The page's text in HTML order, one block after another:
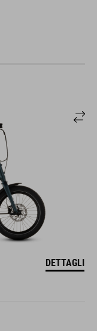
DETTAGLI